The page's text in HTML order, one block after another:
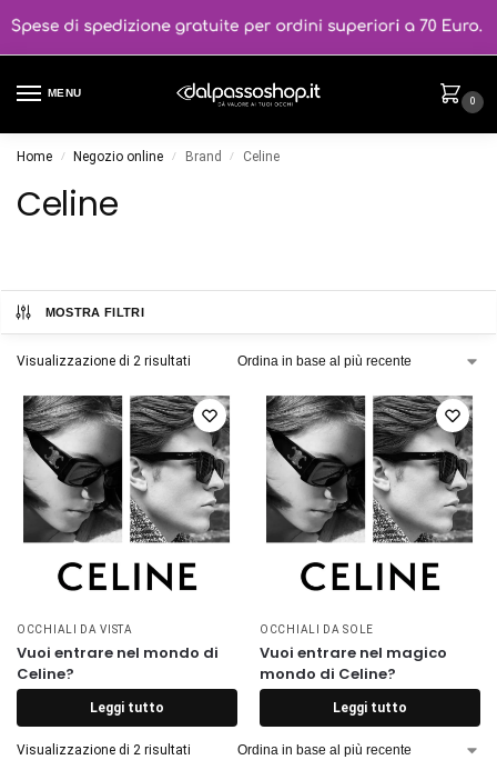
MENU
0
Home / Negozio online / Brand / Celine
Celine
MOSTRA FILTRI
Visualizzazione di 2 risultati
OCCHIALI DA VISTA
Vuoi entrare nel mondo di
Celine?
Leggi tutto
OCCHIALI DA SOLE
Vuoi entrare nel magico
mondo di Celine?
Leggi tutto
Visualizzazione di 2 risultati